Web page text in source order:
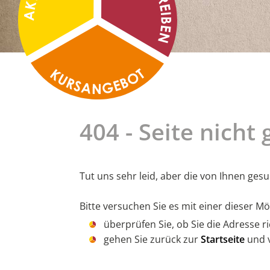
404 - Seite nicht
Tut uns sehr leid, aber die von Ihnen
Bitte versuchen Sie es mit einer dieser
überprüfen Sie, ob Sie die Adresse
gehen Sie zurück zurStartseite und